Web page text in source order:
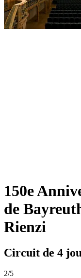
150e
de
Rienzi
Circuit de 4
2/5